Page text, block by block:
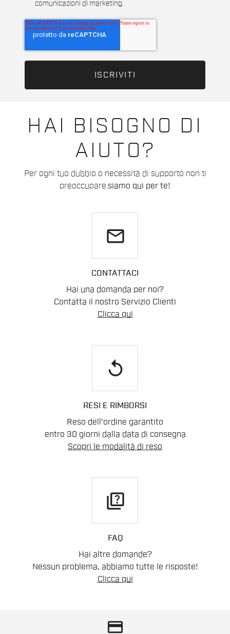
HAI BISOGNO DI
AIUTO?
Per ogni tuo dubbio o necessità di supporto non ti
preoccupare,siamo qui per te!
email
CONTATTACI
Hai una domanda per noi?
Contatta il nostro Servizio Clienti
Clicca qui
replay
RESI E RIMBORSI
Reso dell'ordine garantito
entro 30 giorni dalla data di consegna
Scopri le modalità di reso
quiz
FAQ
Hai altre domande?
Nessun problema, abbiamo tutte le risposte!
Clicca qui
comunicazioni di marketing.
credit_card